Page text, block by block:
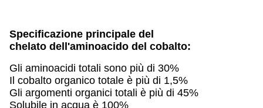
Specificazione principale del
chelato dell'aminoacido del cobalto:
Gli aminoacidi totali sono più di 30%
Il cobalto organico totale è più di 1,5%
Gli argomenti organici totali è più di 45%
Solubile in acqua è 100%